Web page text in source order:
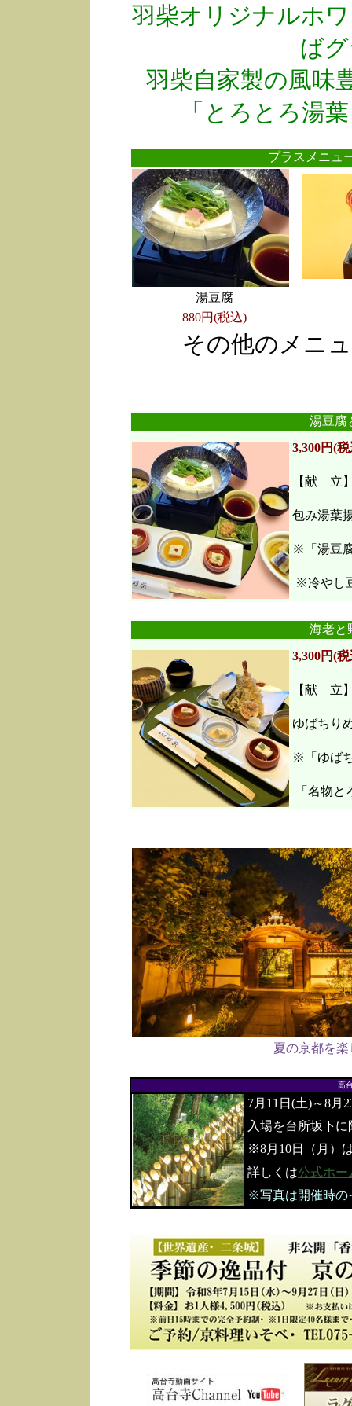
羽柴オリジナルホ
ば
羽柴自家製の風味
「とろとろ湯
プラスメニ
湯豆腐
880円(税込)
その他のメニ
湯豆腐
3,300円(
【献 立
包み湯葉
※「湯豆
※冷やし
海老
3,300円(
【献 立
ゆばちり
※「ゆば
「名物と
夏の京都を
高
7月11日(土)～8月
入場を台所坂下
※8月10日（月）
詳しくは公式ホー
※写真は開催時の